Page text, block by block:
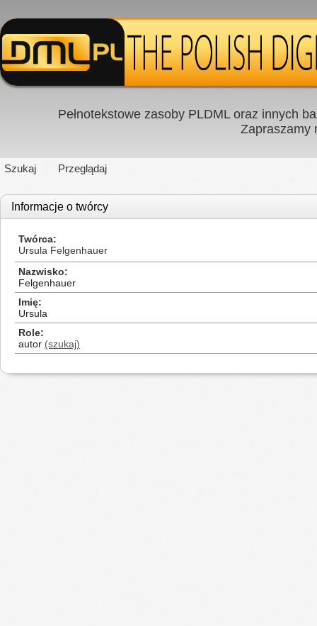
Pełnotekstowe zasoby PLDML oraz innych
Zapraszamy
Szukaj Przeglądaj
Informacje o twórcy
Twórca
Ursula Felgenhauer
Nazwisko
Felgenhauer
Imię
Ursula
Role
autor (szukaj)